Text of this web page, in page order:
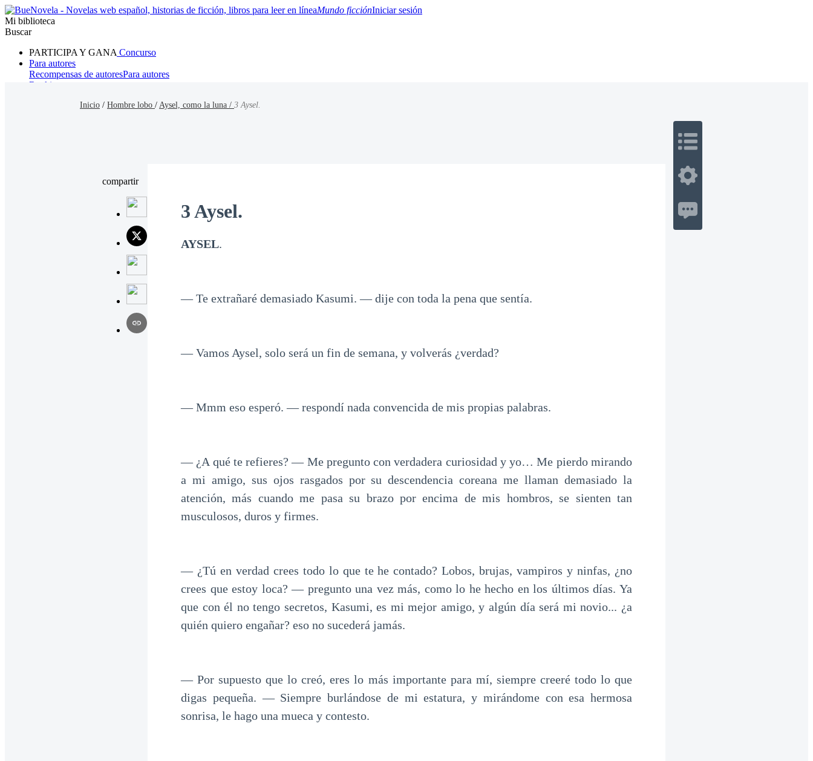
Mundo ficciónIniciar sesión
Mi biblioteca
Buscar
PARTICIPA Y GANA Concurso
Para autores
Recompensas de autoresPara autores
Ranking
Inicio / Hombre lobo / Aysel, como la luna / 3 Aysel.
compartir
3 Aysel.
AYSEL.
— Te extrañaré demasiado Kasumi. — dije con toda la pena que sentía.
— Vamos Aysel, solo será un fin de semana, y volverás ¿verdad?
— Mmm eso esperó. — respondí nada convencida de mis propias palabras.
— ¿A qué te refieres? — Me pregunto con verdadera curiosidad y yo… Me pierdo mirando
a mi amigo, sus ojos rasgados por su descendencia coreana me llaman demasiado la
atención, más cuando me pasa su brazo por encima de mis hombros, se sienten tan
musculosos, duros y firmes.
— ¿Tú en verdad crees todo lo que te he contado? Lobos, brujas, vampiros y ninfas, ¿no
crees que estoy loca? — pregunto una vez más, como lo he hecho en los últimos días. Ya
que con él no tengo secretos, Kasumi, es mi mejor amigo, y algún día será mi novio... ¿a
quién quiero engañar? eso no sucederá jamás.
— Por supuesto que lo creó, eres lo más importante para mí, siempre creeré todo lo que
digas pequeña. — Siempre burlándose de mi estatura, y mirándome con esa hermosa
sonrisa, le hago una mueca y contesto.